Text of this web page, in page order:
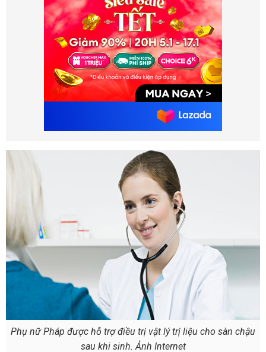
Phụ nữ Pháp được hỗ trợ điều trị vật lý trị liệu cho sàn chậu
sau khi sinh. Ảnh Internet